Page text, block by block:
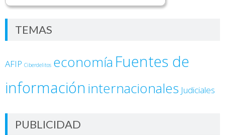
TEMAS
AFIP Ciberdelitos economía Fuentes de
informacióninternacionales Judiciales
PUBLICIDAD